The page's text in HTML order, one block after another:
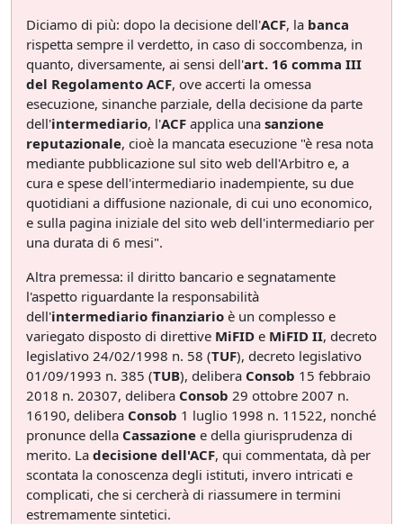
Diciamo di più: dopo la decisione dell'ACF, la banca
rispetta sempre il verdetto, in caso di soccombenza, in
quanto, diversamente, ai sensi dell'art. 16 comma III
del Regolamento ACF, ove accerti la omessa
esecuzione, sinanche parziale, della decisione da parte
dell'intermediario, l'ACF applica una sanzione
reputazionale, cioè la mancata esecuzione "è resa nota
mediante pubblicazione sul sito web dell'Arbitro e, a
cura e spese dell'intermediario inadempiente, su due
quotidiani a diffusione nazionale, di cui uno economico,
e sulla pagina iniziale del sito web dell'intermediario per
una durata di 6 mesi".
Altra premessa: il diritto bancario e segnatamente
l'aspetto riguardante la responsabilità
dell'intermediario finanziario è un complesso e
variegato disposto di direttive MiFID e MiFID II, decreto
legislativo 24/02/1998 n. 58 (TUF), decreto legislativo
01/09/1993 n. 385 (TUB), delibera Consob 15 febbraio
2018 n. 20307, delibera Consob 29 ottobre 2007 n.
16190, delibera Consob 1 luglio 1998 n. 11522, nonché
pronunce della Cassazione e della giurisprudenza di
merito. La decisione dell'ACF, qui commentata, dà per
scontata la conoscenza degli istituti, invero intricati e
complicati, che si cercherà di riassumere in termini
estremamente sintetici.